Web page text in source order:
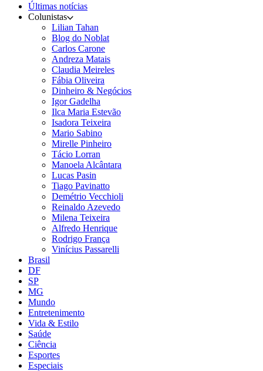
Últimas notícias
Colunistas
Lilian Tahan
Blog do Noblat
Carlos Carone
Andreza Matais
Claudia Meireles
Fábia Oliveira
Dinheiro & Negócios
Igor Gadelha
Ilca Maria Estevão
Isadora Teixeira
Mario Sabino
Mirelle Pinheiro
Tácio Lorran
Manoela Alcântara
Lucas Pasin
Tiago Pavinatto
Demétrio Vecchioli
Reinaldo Azevedo
Milena Teixeira
Alfredo Henrique
Rodrigo França
Vinícius Passarelli
Brasil
DF
SP
MG
Mundo
Entretenimento
Vida & Estilo
Saúde
Ciência
Esportes
Especiais